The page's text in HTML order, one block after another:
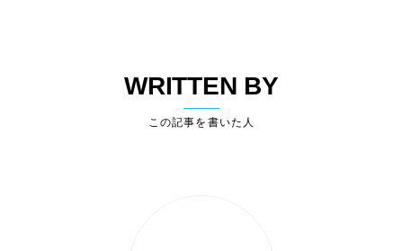
WRITTEN BY
この記事を書いた人